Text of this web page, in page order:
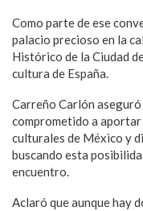
Como parte de ese
palacio precioso en la
Histórico de la Ciudad
cultura de España.
Carreño Carlón
comprometido a
culturales de México y
buscando esta
encuentro.
Aclaró que aunque hay